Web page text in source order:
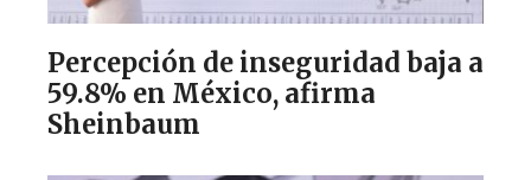
Percepción de inseguridad baja a
59.8% en México, afirma
Sheinbaum